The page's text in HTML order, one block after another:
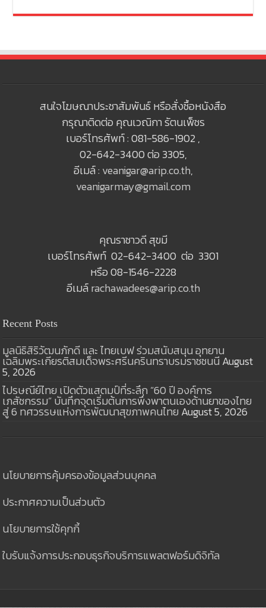
สนใจโฆษณาประชาสัมพันธ์ หรือสั่งซื้อหนังสือ
กรุณาติดต่อ คุณเวณิกา รัตนเพ็ชร
เบอร์โทรศัพท์ : 081-586-1902 ,
02-642-3400 ต่อ 3305,
อีเมล์ : veanigar@arip.co.th,
veanigarmay@gmail.com
คุณราชาวดี สุขมี
เบอร์โทรศัพท์ 02-642-3400 ต่อ 3301
หรือ 08-1546-2228
อีเมล์rachawadees@arip.co.th
Recent Posts
มูลนิธิสิริวัฒนภักดี และ ไทยเบฟ ร่วมสนับสนุน อุทยาน
เฉลิมพระเกียรติสมเด็จพระศรีนครินทราบรมราชชนนี August
5, 2026
ไปรษณีย์ไทย เปิดตัวแสตมป์ที่ระลึก “60 ปี องค์การ
เภสัชกรรม” บันทึกจุดเริ่มต้นการพึ่งพาตนเองด้านยาของไทย
สู่ 6 ทศวรรษแห่งการพัฒนาสุขภาพคนไทย August 5, 2026
นโยบายการคุ้มครองข้อมูลส่วนบุคคล
ประกาศความเป็นส่วนตัว
นโยบายการใช้คุกกี้
ใบรับแจ้งการประกอบธุรกิจบริการแพลตฟอร์มดิจิทัล